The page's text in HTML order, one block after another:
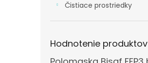
Čistiace prostriedky
Hodnotenie produktov